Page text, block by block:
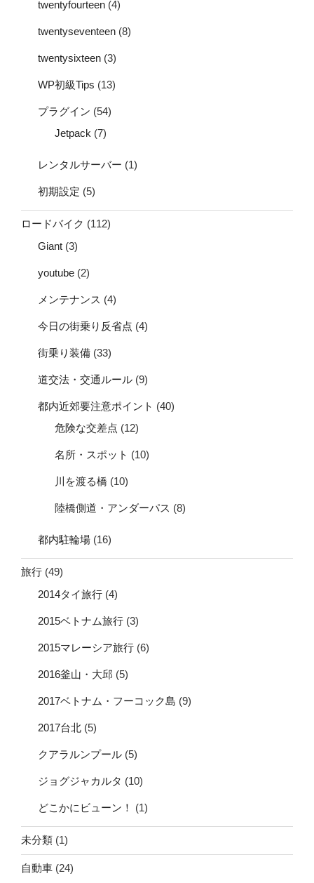
twentyfourteen (4)
twentyseventeen (8)
twentysixteen (3)
WP初級Tips (13)
プラグイン (54)
Jetpack (7)
レンタルサーバー (1)
初期設定 (5)
ロードバイク (112)
Giant (3)
youtube (2)
メンテナンス (4)
今日の街乗り反省点 (4)
街乗り装備 (33)
道交法・交通ルール (9)
都内近郊要注意ポイント (40)
危険な交差点 (12)
名所・スポット (10)
川を渡る橋 (10)
陸橋側道・アンダーパス (8)
都内駐輪場 (16)
旅行 (49)
2014タイ旅行 (4)
2015ベトナム旅行 (3)
2015マレーシア旅行 (6)
2016釜山・大邱 (5)
2017ベトナム・フーコック島 (9)
2017台北 (5)
クアラルンプール (5)
ジョグジャカルタ (10)
どこかにビューン！ (1)
未分類 (1)
自動車 (24)